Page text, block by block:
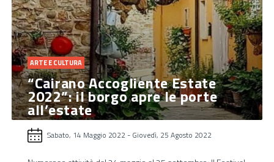
ARTE E CULTURA
“Cairano Accogliente Estate
2022”: il borgo apre le porte
all’estate
Sabato, 14 Maggio 2022 - Giovedì, 25 Agosto 2022